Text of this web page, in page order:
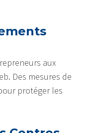
aux
Des mesures de
protéger les